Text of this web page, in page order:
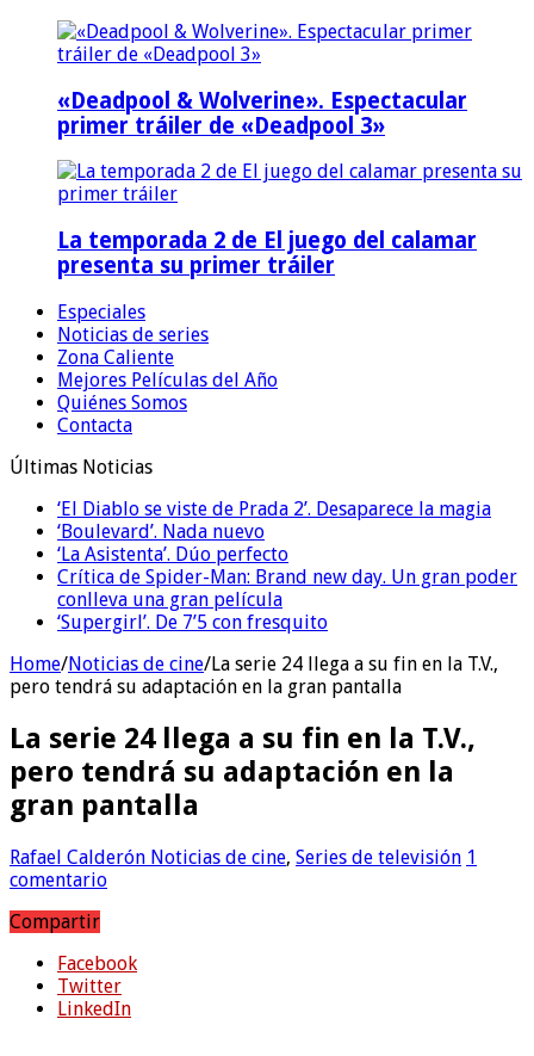
«Deadpool & Wolverine». Espectacular
primer tráiler de «Deadpool 3»
La temporada 2 de El juego del calamar
presenta su primer tráiler
Especiales
Noticias de series
Zona Caliente
Mejores Películas del Año
Quiénes Somos
Contacta
Últimas Noticias
‘El Diablo se viste de Prada 2’. Desaparece la magia
‘Boulevard’. Nada nuevo
‘La Asistenta’. Dúo perfecto
Crítica de Spider-Man: Brand new day. Un gran poder
conlleva una gran película
‘Supergirl’. De 7’5 con fresquito
Home/Noticias de cine/La serie 24 llega a su fin en la T.V.,
pero tendrá su adaptación en la gran pantalla
La serie 24 llega a su fin en la T.V.,
pero tendrá su adaptación en la
gran pantalla
Rafael Calderón Noticias de cine, Series de televisión 1
comentario
Compartir
Facebook
Twitter
LinkedIn